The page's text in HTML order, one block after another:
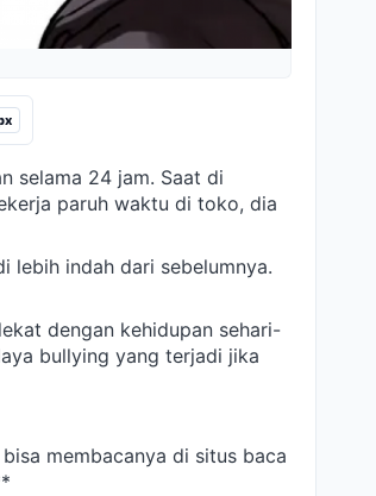
selama 24 jam. Saat di
paruh waktu di toko, dia
lebih indah dari sebelumnya.
dengan kehidupan sehari-
bullying yang terjadi jika
membacanya di situs baca